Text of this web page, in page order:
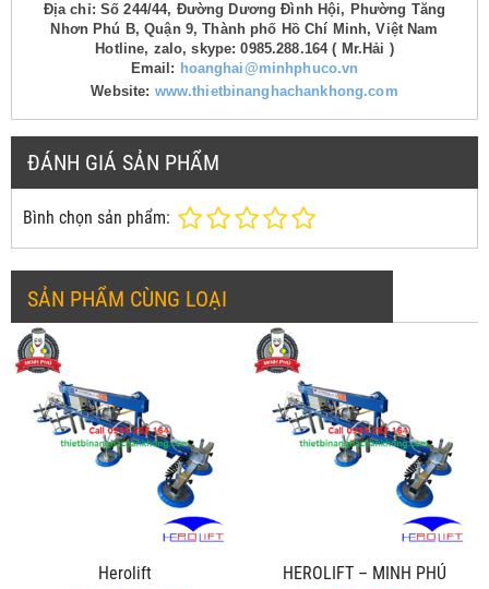
Địa chỉ: Số 244/44, Đường Dương Đình Hội, Phường Tăng
Nhơn Phú B, Quận 9, Thành phố Hồ Chí Minh, Việt Nam
Hotline, zalo, skype: 0985.288.164 ( Mr.Hải )
Email: hoanghai@minhphuco.vn
Website: www.thietbinanghachankhong.com
ĐÁNH GIÁ SẢN PHẨM
Bình chọn sản phẩm:
SẢN PHẨM CÙNG LOẠI
Herolift HEROLIFT – MINH PHÚ